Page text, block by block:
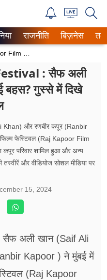
राजनीति बिज़नेस
: सैफ अली
बहस? गुस्से में दिखे
Khan) और रणबीर कपूर (Ranbir
फेस्टिवल (Raj Kapoor Film
परिवार शामिल हुआ और अन्य
और वीडियोज सोशल मीडिया पर
15, 2024
सैफ अली खान (Saif Ali
Kapoor ) ने मुंबई में
(Raj Kapoor